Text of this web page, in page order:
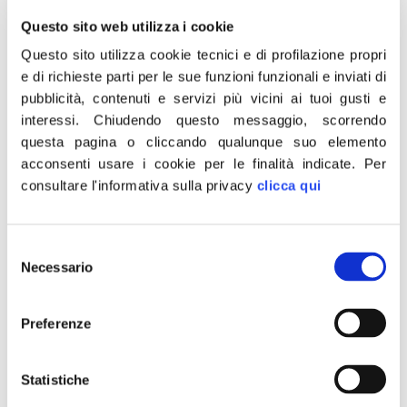
Questo sito web utilizza i cookie
Questo sito utilizza cookie tecnici e di profilazione propri
e di richieste parti per le sue funzioni funzionali e inviati di
pubblicità, contenuti e servizi più vicini ai tuoi gusti e
interessi.Chiudendo questo messaggio, scorrendo
questa pagina o cliccando qualunque suo elemento
acconsenti usare i cookie per le finalità indicate. Per
consultare l'informativa sulla privacy clicca qui
delNecessario
Preferenze
Statistiche
Giustizia: da toghe rosse
sentenze ideologiche,
riforma è urgente
“Le solite toghe rosse continuano a remare contro il